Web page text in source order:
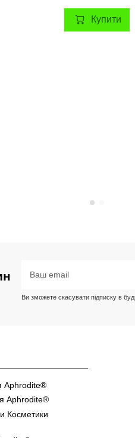
Купити
Ви зможете скасувати підписку в
Aphrodite®
Aphrodite®
Косметики